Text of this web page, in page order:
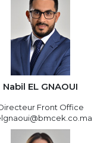
Nabil EL GNAOUI
Front Office